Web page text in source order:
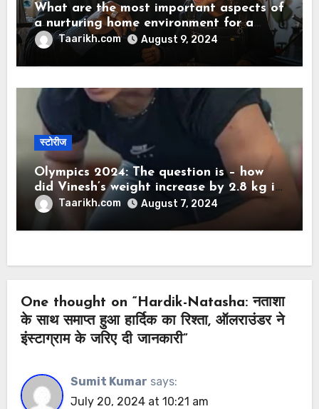
What are the most important aspects of
a nurturing home environment for a
child’s growth?
Taarikh.com August 9, 2024
स्टोरीज
Olympics 2024: The question is – how
did Vinesh’s weight increase by 2.8 kg in
12 hours?
Taarikh.com August 7, 2024
One thought on “Hardik-Natasha: नताशा
के साथ समाप्त हुआ हार्दिक का रिश्ता, ऑलराउंडर ने
इंस्टाग्राम के जरिए दी जानकारी”
Sumit Kumar says:
July 20, 2024 at 10:21 am